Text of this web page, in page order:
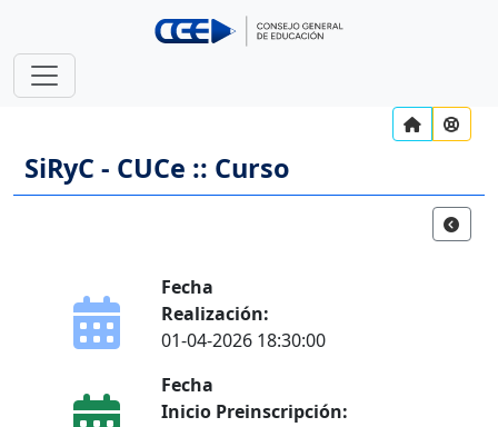
SiRyC - CUCe :: Curso
Fecha
Realización:
01-04-2026 18:30:00
Fecha
Inicio Preinscripción: